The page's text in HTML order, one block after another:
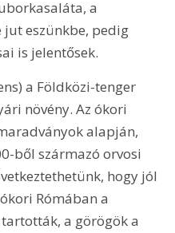
a
eszünkbe, pedig
is jelentősek.
a Földközi-tenger
növény. Az ókori
alapján,
ből származó orvosi
hogy jól
Rómában a
a görögök a